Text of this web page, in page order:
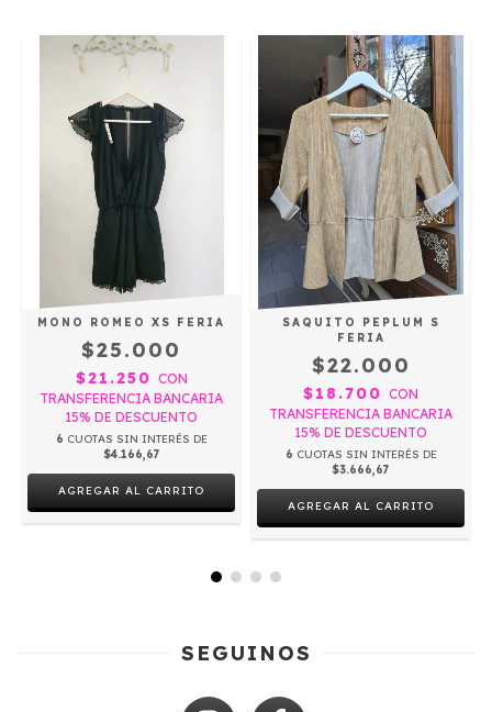
MONO ROMEO XS FERIA
$25.000
$21.250 CON
TRANSFERENCIA BANCARIA
15% DE DESCUENTO
6 CUOTAS SIN INTERÉS DE
$4.166,67
SAQUITO PEPLUM S
FERIA
$22.000
$18.700 CON
TRANSFERENCIA BANCARIA
15% DE DESCUENTO
6 CUOTAS SIN INTERÉS DE
$3.666,67
SEGUINOS